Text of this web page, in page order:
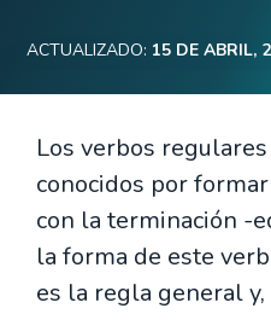
ACTUALIZADO: 15 DE ABRIL,
Los verbos
conocidos por
con la terminación -
la forma de este
es la regla general